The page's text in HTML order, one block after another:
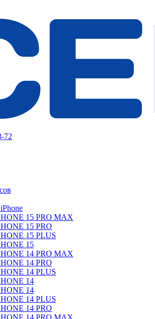
72
15 PRO MAX
15 PRO
15 PLUS
15
14 PRO MAX
14 PRO
14 PLUS
14
14
14 PLUS
14 PRO
14 PRO MAX